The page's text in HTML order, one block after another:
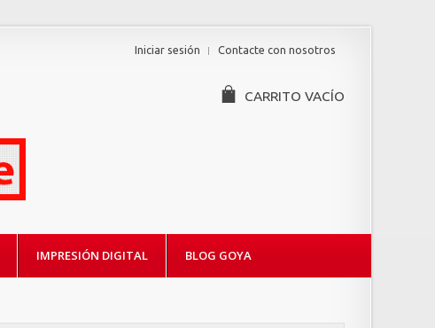
Contacte con nosotros
Iniciar sesión
CARRITO VACÍO
IMPRESIÓN DIGITAL BLOG GOYA